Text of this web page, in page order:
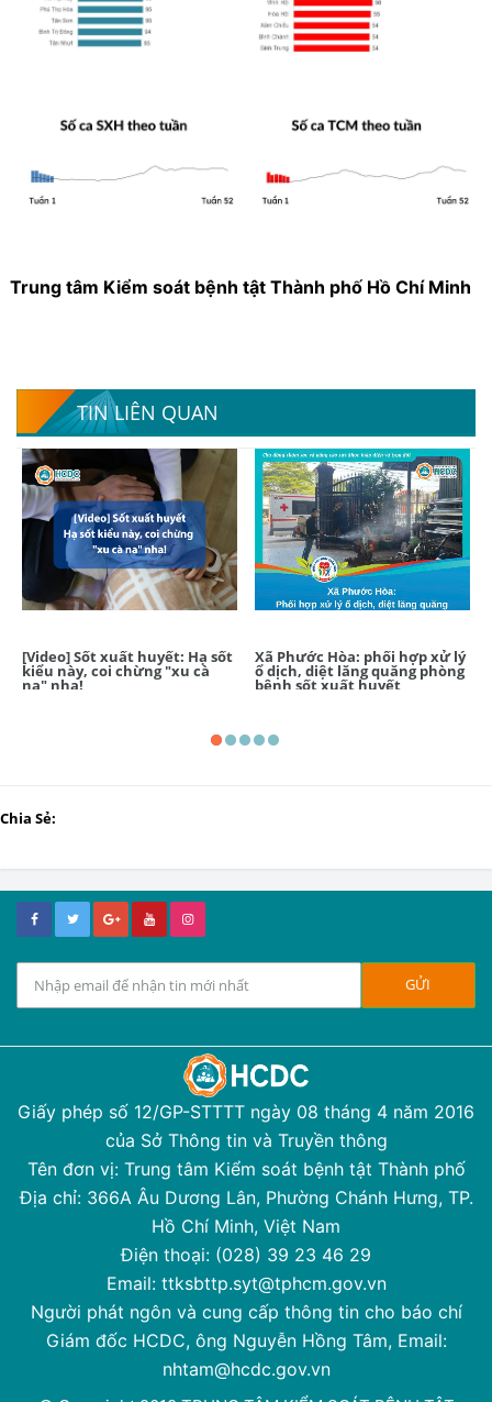
Trung tâm Kiểm soát bệnh tật Thành phố Hồ Chí Minh
TIN LIÊN QUAN
[Video] Sốt xuất huyết: Hạ sốt
kiểu này, coi chừng "xu cà
na" nha!
Xã Phước Hòa: phối hợp xử lý
ổ dịch, diệt lăng quăng phòng
bệnh sốt xuất huyết
Chia Sẻ:
Giấy phép số 12/GP-STTTT ngày 08 tháng 4 năm 2016
của Sở Thông tin và Truyền thông
Tên đơn vị: Trung tâm Kiểm soát bệnh tật Thành phố
Địa chỉ: 366A Âu Dương Lân, Phường Chánh Hưng, TP.
Hồ Chí Minh, Việt Nam
Điện thoại: (028) 39 23 46 29
Email: ttksbttp.syt@tphcm.gov.vn
Người phát ngôn và cung cấp thông tin cho báo chí
Giám đốc HCDC, ông Nguyễn Hồng Tâm, Email:
nhtam@hcdc.gov.vn